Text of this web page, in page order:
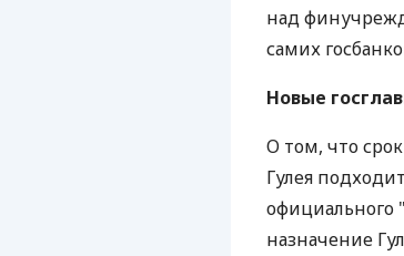
над
самих
Новые
О том, что
Гулея
официального
назначение